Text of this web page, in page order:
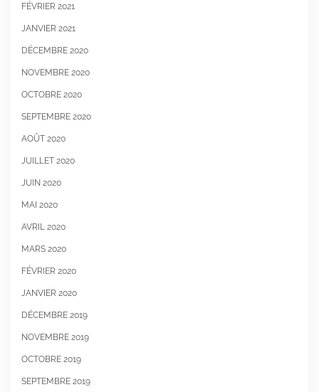
FÉVRIER 2021
JANVIER 2021
DÉCEMBRE 2020
NOVEMBRE 2020
OCTOBRE 2020
SEPTEMBRE 2020
AOÛT 2020
JUILLET 2020
JUIN 2020
MAI 2020
AVRIL 2020
MARS 2020
FÉVRIER 2020
JANVIER 2020
DÉCEMBRE 2019
NOVEMBRE 2019
OCTOBRE 2019
SEPTEMBRE 2019